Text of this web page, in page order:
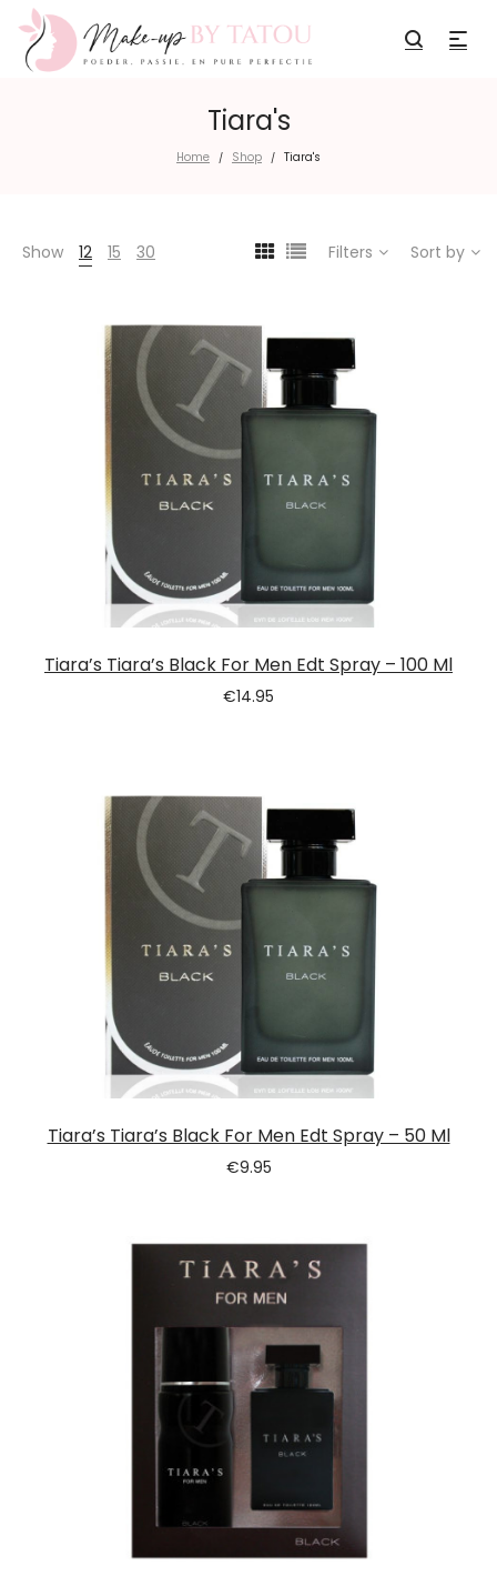
Tiara's
Home / Shop / Tiara's
Show 12 15 30 Filters Sort by
Tiara’s Tiara’s Black For Men Edt Spray – 100 Ml
€14.95
Tiara’s Tiara’s Black For Men Edt Spray – 50 Ml
€9.95